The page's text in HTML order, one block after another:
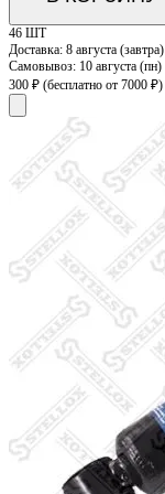
46 ШТ
Доставка: 8 августа (завтра)
Самовывоз: 10 августа (пн)
300 ₽ (бесплатно от 7000 ₽)